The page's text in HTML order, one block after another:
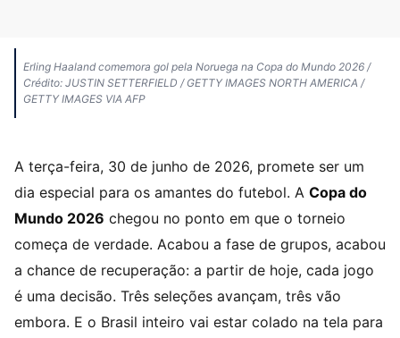
Erling Haaland comemora gol pela Noruega na Copa do Mundo 2026 /
Crédito: JUSTIN SETTERFIELD / GETTY IMAGES NORTH AMERICA /
GETTY IMAGES VIA AFP
A terça-feira, 30 de junho de 2026, promete ser um
dia especial para os amantes do futebol. A Copa do
Mundo 2026 chegou no ponto em que o torneio
começa de verdade. Acabou a fase de grupos, acabou
a chance de recuperação: a partir de hoje, cada jogo
é uma decisão. Três seleções avançam, três vão
embora. E o Brasil inteiro vai estar colado na tela para